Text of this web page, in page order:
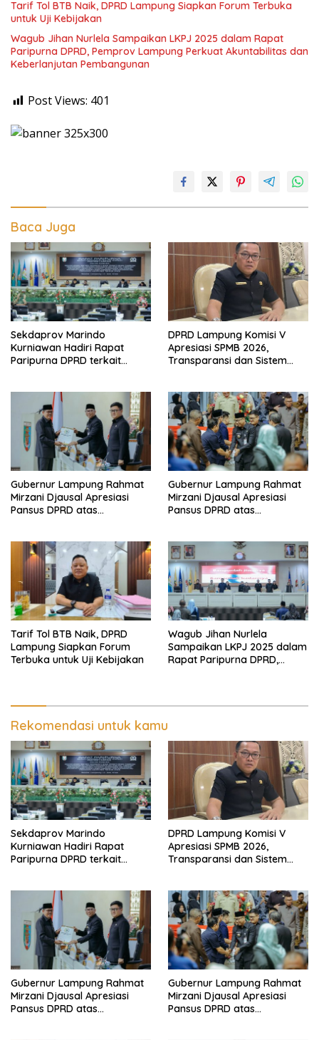
Tarif Tol BTB Naik, DPRD Lampung Siapkan Forum Terbuka
untuk Uji Kebijakan
Wagub Jihan Nurlela Sampaikan LKPJ 2025 dalam Rapat
Paripurna DPRD, Pemprov Lampung Perkuat Akuntabilitas dan
Keberlanjutan Pembangunan
Post Views: 401
Baca Juga
Sekdaprov Marindo
Kurniawan Hadiri Rapat
Paripurna DPRD terkait
Daerah Provinsi Lampung
Tahun 2026
DPRD Lampung Komisi V
Apresiasi SPMB 2026,
Transparansi dan Sistem
yang Sukses
Gubernur Lampung Rahmat
Mirzani Djausal Apresiasi
Pansus DPRD atas
Rapat Paripurna DPRD
Lampung
Gubernur Lampung Rahmat
Mirzani Djausal Apresiasi
Pansus DPRD atas
Rapat Paripurna DPRD
Lampung
Tarif Tol BTB Naik, DPRD
Lampung Siapkan Forum
Terbuka untuk Uji Kebijakan
Wagub Jihan Nurlela
Sampaikan LKPJ 2025 dalam
Rapat Paripurna DPRD,
Rekomendasi untuk kamu
Sekdaprov Marindo
Kurniawan Hadiri Rapat
Paripurna DPRD terkait
Daerah Provinsi Lampung
Tahun 2026
DPRD Lampung Komisi V
Apresiasi SPMB 2026,
Transparansi dan Sistem
yang Sukses
Gubernur Lampung Rahmat
Mirzani Djausal Apresiasi
Pansus DPRD atas
Gubernur Lampung Rahmat
Mirzani Djausal Apresiasi
Pansus DPRD atas